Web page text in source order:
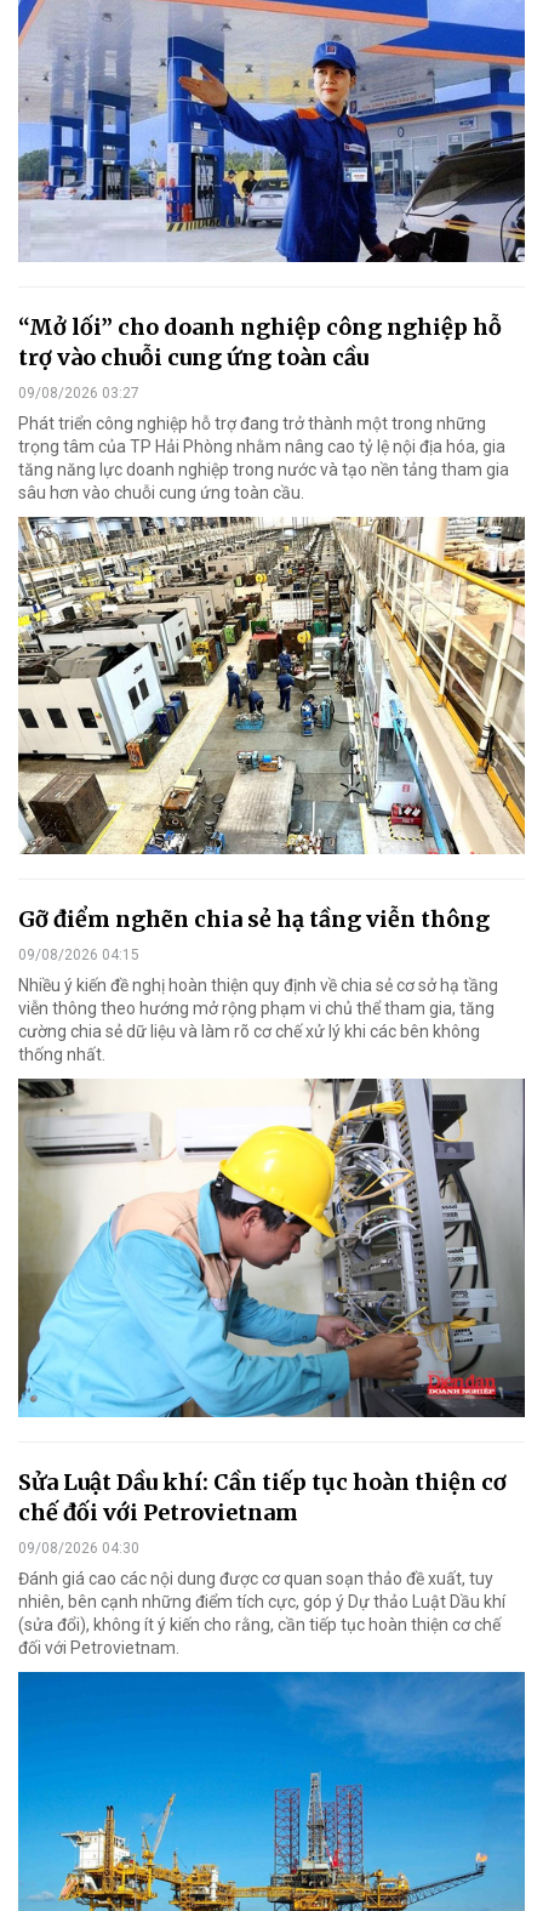
“Mở lối” cho doanh nghiệp công nghiệp hỗ
trợ vào chuỗi cung ứng toàn cầu
09/08/2026 03:27
Phát triển công nghiệp hỗ trợ đang trở thành một trong những
trọng tâm của TP Hải Phòng nhằm nâng cao tỷ lệ nội địa hóa, gia
tăng năng lực doanh nghiệp trong nước và tạo nền tảng tham gia
sâu hơn vào chuỗi cung ứng toàn cầu.
Gỡ điểm nghẽn chia sẻ hạ tầng viễn thông
09/08/2026 04:15
Nhiều ý kiến đề nghị hoàn thiện quy định về chia sẻ cơ sở hạ tầng
viễn thông theo hướng mở rộng phạm vi chủ thể tham gia, tăng
cường chia sẻ dữ liệu và làm rõ cơ chế xử lý khi các bên không
thống nhất.
Sửa Luật Dầu khí: Cần tiếp tục hoàn thiện cơ
chế đối với Petrovietnam
09/08/2026 04:30
Đánh giá cao các nội dung được cơ quan soạn thảo đề xuất, tuy
nhiên, bên cạnh những điểm tích cực, góp ý Dự thảo Luật Dầu khí
(sửa đổi), không ít ý kiến cho rằng, cần tiếp tục hoàn thiện cơ chế
đối với Petrovietnam.